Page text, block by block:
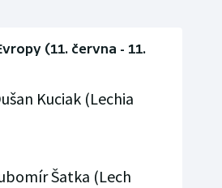
(11. června - 11.
Kuciak (Lechia
Šatka (Lech